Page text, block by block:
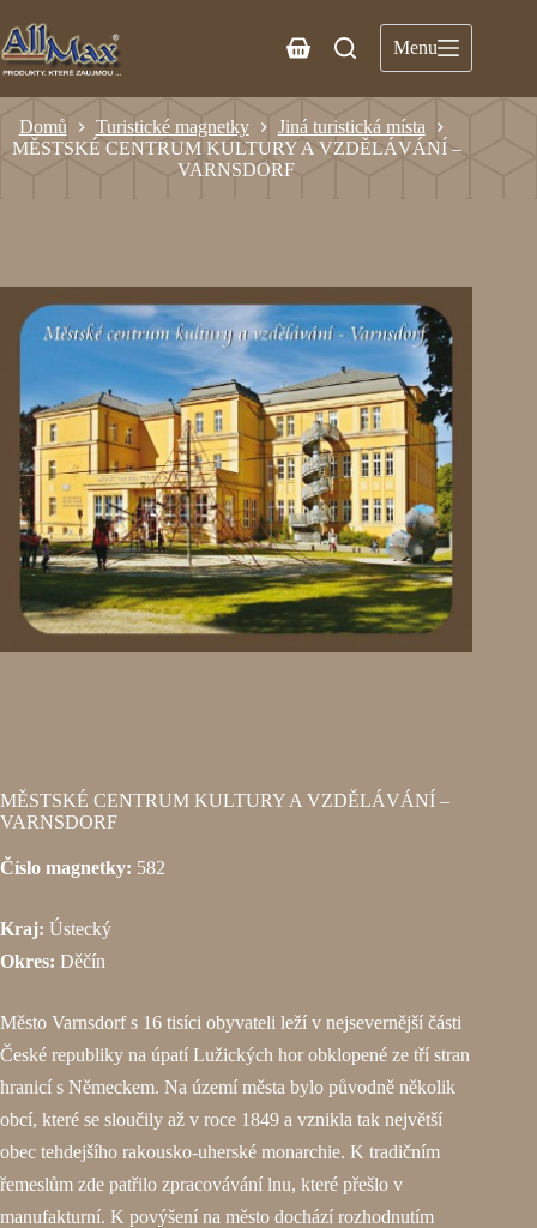
Menu
Domů Turistické magnetky
Jiná turistická místa
MĚSTSKÉ CENTRUM KULTURY A VZDĚLÁVÁNÍ –
VARNSDORF
MĚSTSKÉ CENTRUM KULTURY A VZDĚLÁVÁNÍ –
VARNSDORF
Číslo magnetky: 582
Kraj: Ústecký
Okres: Děčín
Město Varnsdorf s 16 tisíci obyvateli leží v nejsevernější části
České republiky na úpatí Lužických hor obklopené ze tří stran
hranicí s Německem. Na území města bylo původně několik
obcí, které se sloučily až v roce 1849 a vznikla tak největší
obec tehdejšího rakousko-uherské monarchie. K tradičním
řemeslům zde patřilo zpracovávání lnu, které přešlo v
manufakturní. K povýšení na město dochází rozhodnutím